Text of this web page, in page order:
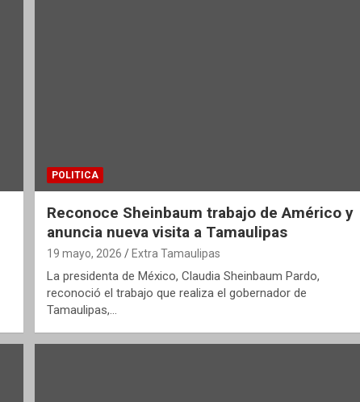
POLITICA
Reconoce Sheinbaum trabajo de Américo y
anuncia nueva visita a Tamaulipas
19 mayo, 2026 Extra Tamaulipas
La presidenta de México, Claudia Sheinbaum Pardo,
reconoció el trabajo que realiza el gobernador de
Tamaulipas,…